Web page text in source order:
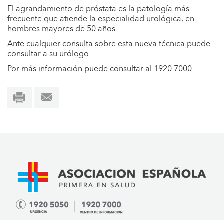
El agrandamiento de próstata es la patología más
frecuente que atiende la especialidad urológica, en
hombres mayores de 50 años.
Ante cualquier consulta sobre esta nueva técnica puede
consultar a su urólogo.
Por más información puede consultar al 1920 7000.